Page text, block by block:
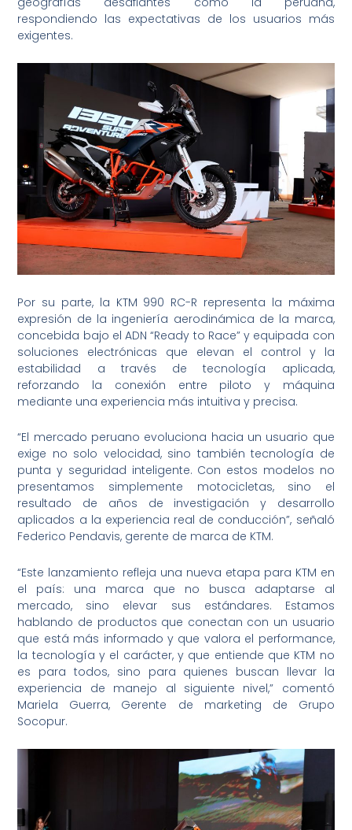
respondiendo las expectativas de los usuarios más
exigentes.
Por su parte, la KTM 990 RC-R representa la máxima
expresión de la ingeniería aerodinámica de la marca,
concebida bajo el ADN “Ready to Race” y equipada con
soluciones electrónicas que elevan el control y la
estabilidad a través de tecnología aplicada,
reforzando la conexión entre piloto y máquina
mediante una experiencia más intuitiva y precisa.
“El mercado peruano evoluciona hacia un usuario que
exige no solo velocidad, sino también tecnología de
punta y seguridad inteligente. Con estos modelos no
presentamos simplemente motocicletas, sino el
resultado de años de investigación y desarrollo
aplicados a la experiencia real de conducción”, señaló
Federico Pendavis, gerente de marca de KTM.
“Este lanzamiento refleja una nueva etapa para KTM en
el país: una marca que no busca adaptarse al
mercado, sino elevar sus estándares. Estamos
hablando de productos que conectan con un usuario
que está más informado y que valora el performance,
la tecnología y el carácter, y que entiende que KTM no
es para todos, sino para quienes buscan llevar la
experiencia de manejo al siguiente nivel,” comentó
Mariela Guerra, Gerente de marketing de Grupo
Socopur.